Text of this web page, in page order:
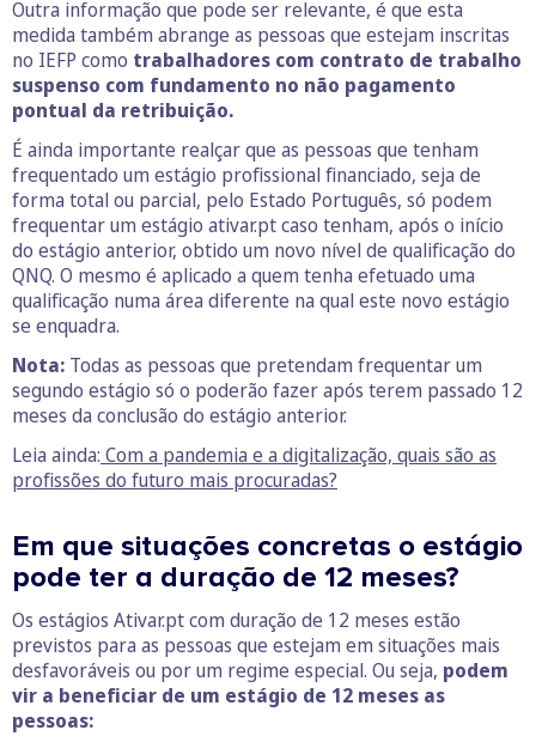
Outra informação que pode ser relevante, é que esta
medida também abrange as pessoas que estejam inscritas
no IEFP como trabalhadores com contrato de trabalho
suspenso com fundamento no não pagamento
pontual da retribuição.
É ainda importante realçar que as pessoas que tenham
frequentado um estágio profissional financiado, seja de
forma total ou parcial, pelo Estado Português, só podem
frequentar um estágio ativar.pt caso tenham, após o início
do estágio anterior, obtido um novo nível de qualificação do
QNQ. O mesmo é aplicado a quem tenha efetuado uma
qualificação numa área diferente na qual este novo estágio
se enquadra.
Nota: Todas as pessoas que pretendam frequentar um
segundo estágio só o poderão fazer após terem passado 12
meses da conclusão do estágio anterior.
Leia ainda: Com a pandemia e a digitalização, quais são as
profissões do futuro mais procuradas?
Em que situações concretas o estágio
pode ter a duração de 12 meses?
Os estágios Ativar.pt com duração de 12 meses estão
previstos para as pessoas que estejam em situações mais
desfavoráveis ou por um regime especial. Ou seja, podem
vir a beneficiar de um estágio de 12 meses as
pessoas: